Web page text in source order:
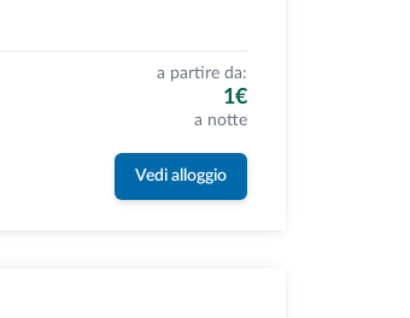
a partire da:
1€
a notte
Vedi alloggio